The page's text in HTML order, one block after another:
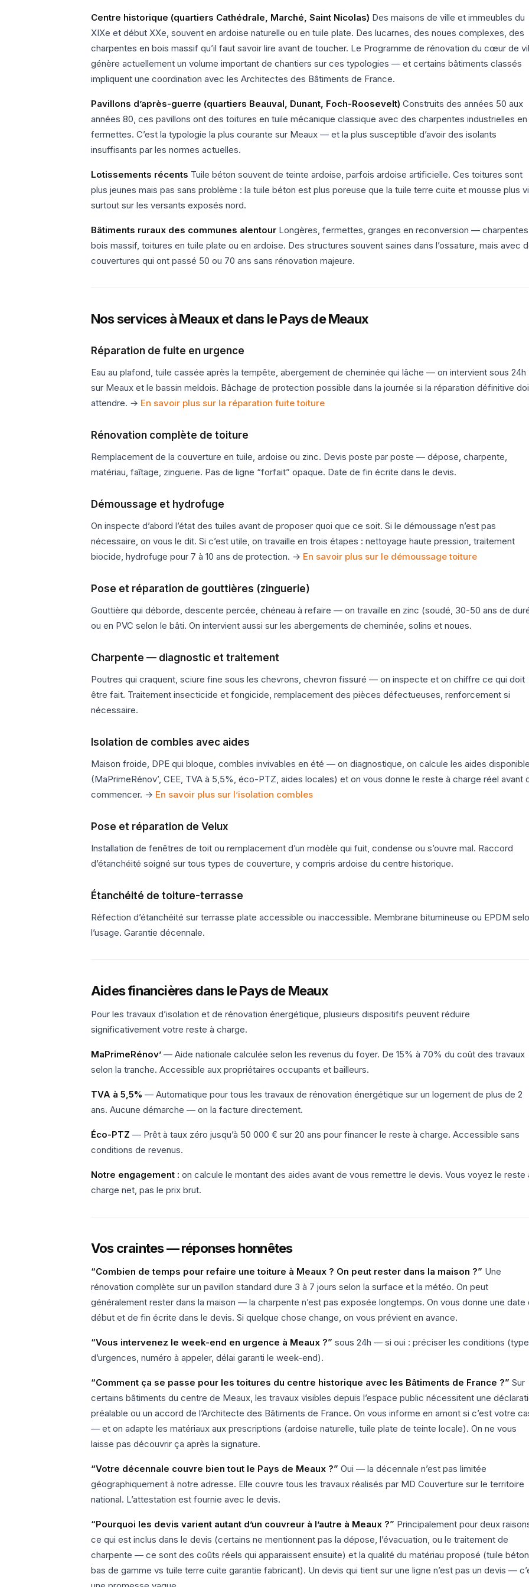
Centre historique (quartiers Cathédrale, Marché, Saint Nicolas) Des maisons de ville et immeubles du
XIXe et début XXe, souvent en ardoise naturelle ou en tuile plate. Des lucarnes, des noues complexes, des
charpentes en bois massif qu’il faut savoir lire avant de toucher. Le Programme de rénovation du cœur de
génère actuellement un volume important de chantiers sur ces typologies — et certains bâtiments classés
impliquent une coordination avec les Architectes des Bâtiments de France.
Pavillons d’après-guerre (quartiers Beauval, Dunant, Foch-Roosevelt) Construits des années 50 aux
années 80, ces pavillons ont des toitures en tuile mécanique classique avec des charpentes industrielles en
fermettes. C’est la typologie la plus courante sur Meaux — et la plus susceptible d’avoir des isolants
insuffisants par les normes actuelles.
Lotissements récents Tuile béton souvent de teinte ardoise, parfois ardoise artificielle. Ces toitures sont
plus jeunes mais pas sans problème : la tuile béton est plus poreuse que la tuile terre cuite et mousse plus
surtout sur les versants exposés nord.
Bâtiments ruraux des communes alentour Longères, fermettes, granges en reconversion — charpentes
bois massif, toitures en tuile plate ou en ardoise. Des structures souvent saines dans l’ossature, mais avec
couvertures qui ont passé 50 ou 70 ans sans rénovation majeure.
Nos services à Meaux et dans le Pays de Meaux
Réparation de fuite en urgence
Eau au plafond, tuile cassée après la tempête, abergement de cheminée qui lâche — on intervient sous 24h
sur Meaux et le bassin meldois. Bâchage de protection possible dans la journée si la réparation définitive
attendre. → En savoir plus sur la réparation fuite toiture
Rénovation complète de toiture
Remplacement de la couverture en tuile, ardoise ou zinc. Devis poste par poste — dépose, charpente,
matériau, faîtage, zinguerie. Pas de ligne “forfait” opaque. Date de fin écrite dans le devis.
Démoussage et hydrofuge
On inspecte d’abord l’état des tuiles avant de proposer quoi que ce soit. Si le démoussage n’est pas
nécessaire, on vous le dit. Si c’est utile, on travaille en trois étapes : nettoyage haute pression, traitement
biocide, hydrofuge pour 7 à 10 ans de protection. → En savoir plus sur le démoussage toiture
Pose et réparation de gouttières (zinguerie)
Gouttière qui déborde, descente percée, chéneau à refaire — on travaille en zinc (soudé, 30-50 ans de
ou en PVC selon le bâti. On intervient aussi sur les abergements de cheminée, solins et noues.
Charpente — diagnostic et traitement
Poutres qui craquent, sciure fine sous les chevrons, chevron fissuré — on inspecte et on chiffre ce qui doit
être fait. Traitement insecticide et fongicide, remplacement des pièces défectueuses, renforcement si
nécessaire.
Isolation de combles avec aides
Maison froide, DPE qui bloque, combles invivables en été — on diagnostique, on calcule les aides
(MaPrimeRénov’, CEE, TVA à 5,5%, éco-PTZ, aides locales) et on vous donne le reste à charge réel avant
commencer. → En savoir plus sur l’isolation combles
Pose et réparation de Velux
Installation de fenêtres de toit ou remplacement d’un modèle qui fuit, condense ou s’ouvre mal. Raccord
d’étanchéité soigné sur tous types de couverture, y compris ardoise du centre historique.
Étanchéité de toiture-terrasse
Réfection d’étanchéité sur terrasse plate accessible ou inaccessible. Membrane bitumineuse ou EPDM
l’usage. Garantie décennale.
Aides financières dans le Pays de Meaux
Pour les travaux d’isolation et de rénovation énergétique, plusieurs dispositifs peuvent réduire
significativement votre reste à charge.
MaPrimeRénov’ — Aide nationale calculée selon les revenus du foyer. De 15% à 70% du coût des travaux
selon la tranche. Accessible aux propriétaires occupants et bailleurs.
TVA à 5,5% — Automatique pour tous les travaux de rénovation énergétique sur un logement de plus de 2
ans. Aucune démarche — on la facture directement.
Éco-PTZ — Prêt à taux zéro jusqu’à 50 000 € sur 20 ans pour financer le reste à charge. Accessible sans
conditions de revenus.
Notre engagement : on calcule le montant des aides avant de vous remettre le devis. Vous voyez le reste
charge net, pas le prix brut.
Vos craintes — réponses honnêtes
“Combien de temps pour refaire une toiture à Meaux ? On peut rester dans la maison ?” Une
rénovation complète sur un pavillon standard dure 3 à 7 jours selon la surface et la météo. On peut
généralement rester dans la maison — la charpente n’est pas exposée longtemps. On vous donne une date
début et de fin écrite dans le devis. Si quelque chose change, on vous prévient en avance.
“Vous intervenez le week-end en urgence à Meaux ?” sous 24h — si oui : préciser les conditions (type
d’urgences, numéro à appeler, délai garanti le week-end).
“Comment ça se passe pour les toitures du centre historique avec les Bâtiments de France ?” Sur
certains bâtiments du centre de Meaux, les travaux visibles depuis l’espace public nécessitent une
préalable ou un accord de l’Architecte des Bâtiments de France. On vous informe en amont si c’est votre
— et on adapte les matériaux aux prescriptions (ardoise naturelle, tuile plate de teinte locale). On ne vous
laisse pas découvrir ça après la signature.
“Votre décennale couvre bien tout le Pays de Meaux ?” Oui — la décennale n’est pas limitée
géographiquement à notre adresse. Elle couvre tous les travaux réalisés par MD Couverture sur le territoire
national. L’attestation est fournie avec le devis.
“Pourquoi les devis varient autant d’un couvreur à l’autre à Meaux ?” Principalement pour deux
ce qui est inclus dans le devis (certains ne mentionnent pas la dépose, l’évacuation, ou le traitement de
charpente — ce sont des coûts réels qui apparaissent ensuite) et la qualité du matériau proposé (tuile béton
bas de gamme vs tuile terre cuite garantie fabricant). Un devis qui tient sur une ligne n’est pas un devis —